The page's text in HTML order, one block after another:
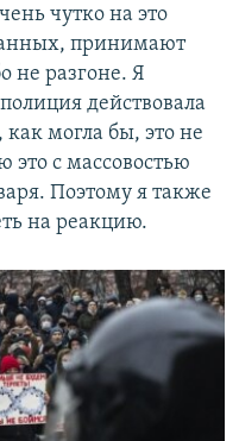
чутко на это
принимают
не разгоне. Я
действовала
могла бы, это не
это с массовостью
Поэтому я также
на реакцию.